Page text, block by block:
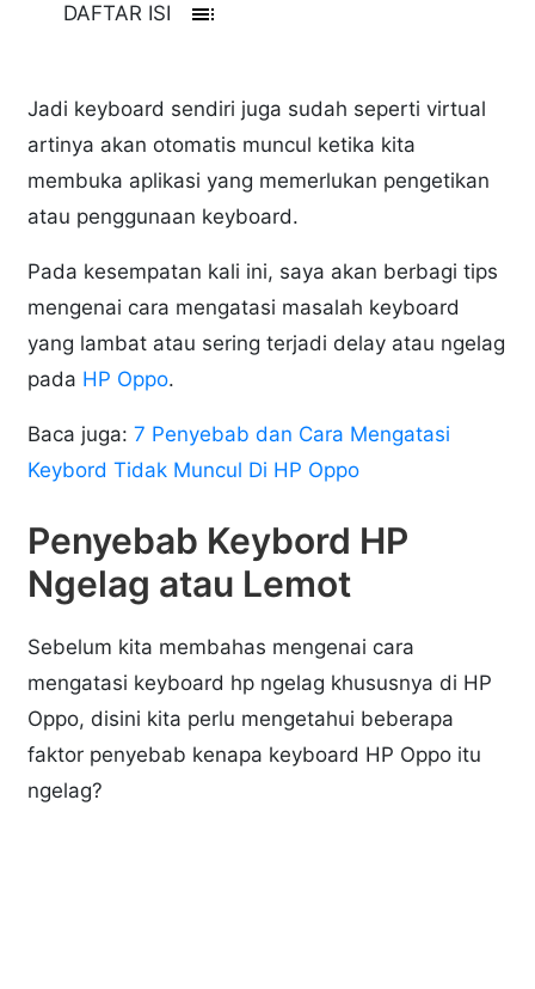
DAFTAR ISI toc
Jadi keyboard sendiri juga sudah seperti virtual
artinya akan otomatis muncul ketika kita
membuka aplikasi yang memerlukan pengetikan
atau penggunaan keyboard.
Pada kesempatan kali ini, saya akan berbagi tips
mengenai cara mengatasi masalah keyboard
yang lambat atau sering terjadi delay atau ngelag
pada HP Oppo.
Baca juga:7 Penyebab dan Cara Mengatasi
Keybord Tidak Muncul Di HP Oppo
Penyebab Keybord HP
Ngelag atau Lemot
Sebelum kita membahas mengenai cara
mengatasi keyboard hp ngelag khususnya di HP
Oppo, disini kita perlu mengetahui beberapa
faktor penyebab kenapa keyboard HP Oppo itu
ngelag?